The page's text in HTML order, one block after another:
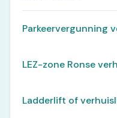
Parkeervergunning
LEZ-zone Ronse
Ladderlift of